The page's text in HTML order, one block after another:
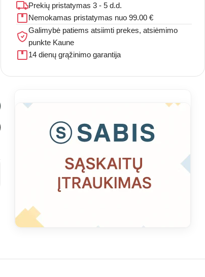
Prekių pristatymas 3 - 5 d.d.
Nemokamas pristatymas nuo 99.00 €
Galimybė patiems atsiimti prekes, atsiėmimo
punkte Kaune
14 dienų grąžinimo garantija